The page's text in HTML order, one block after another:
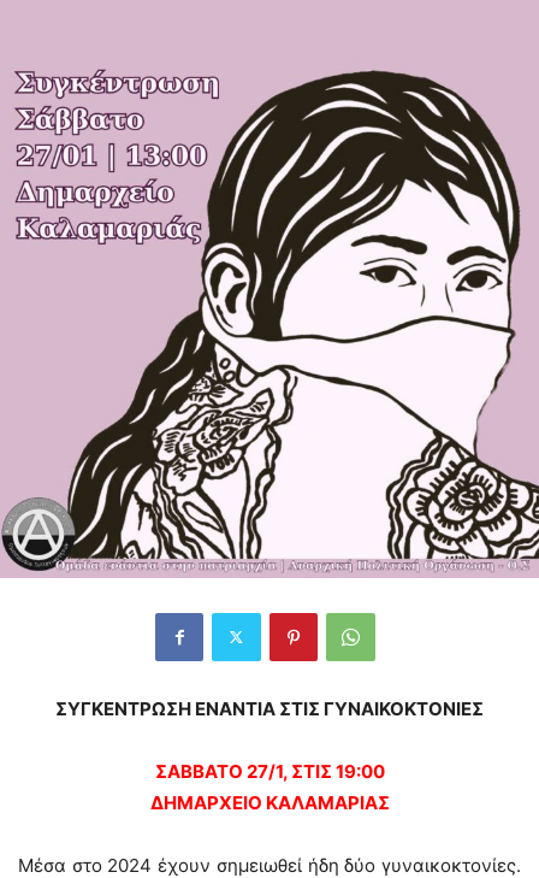
ΣΥΓΚΕΝΤΡΩΣΗ ΕΝΑΝΤΙΑ ΣΤΙΣ ΓΥΝΑΙΚΟΚΤΟΝΙΕΣ
ΣΑΒΒΑΤΟ 27/1, ΣΤΙΣ 19:00
ΔΗΜΑΡΧΕΙΟ ΚΑΛΑΜΑΡΙΑΣ
Μέσα στο 2024 έχουν σημειωθεί ήδη δύο γυναικοκτονίες.